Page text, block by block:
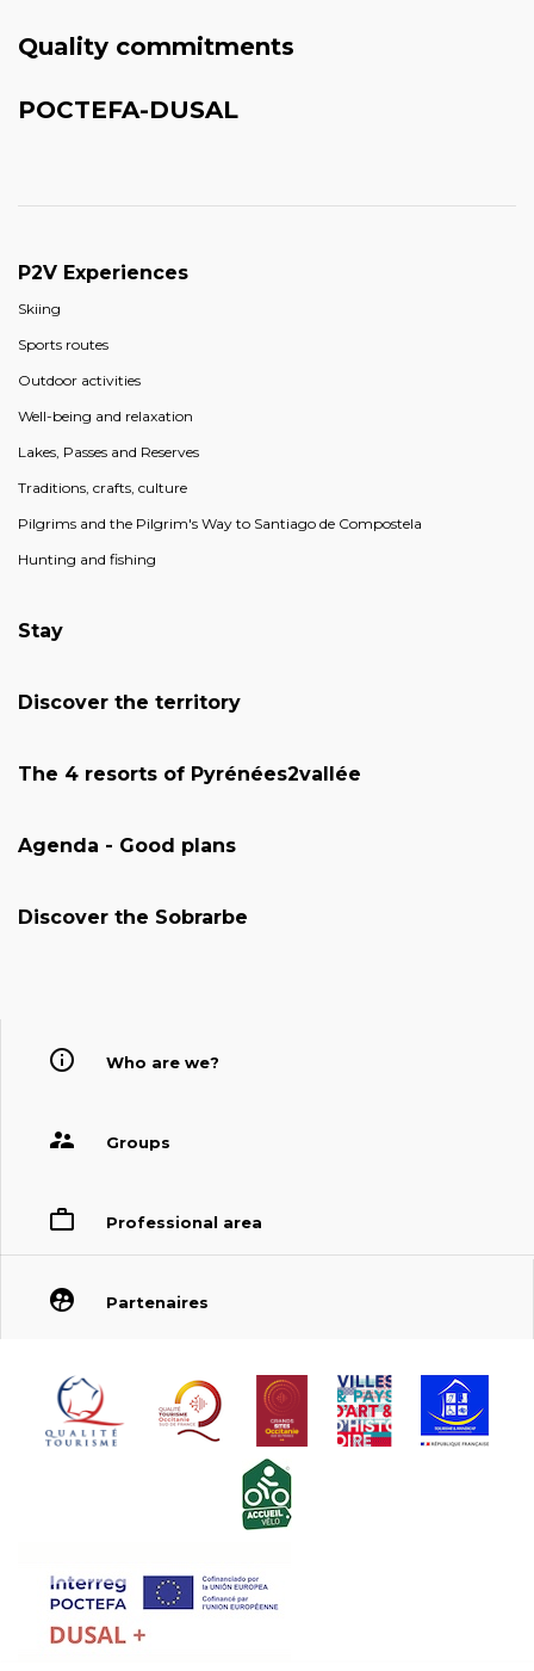
Quality commitments
POCTEFA-DUSAL
P2V Experiences
Skiing
Sports routes
Outdoor activities
Well-being and relaxation
Lakes, Passes and Reserves
Traditions, crafts, culture
Pilgrims and the Pilgrim's Way to Santiago de Compostela
Hunting and fishing
Stay
Discover the territory
The 4 resorts of Pyrénées2vallée
Agenda - Good plans
Discover the Sobrarbe
Who are we?
Groups
Professional area
Partenaires